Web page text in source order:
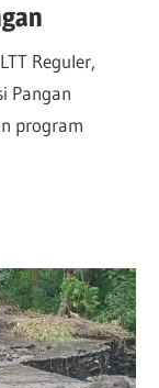
Reguler,
Pangan
program